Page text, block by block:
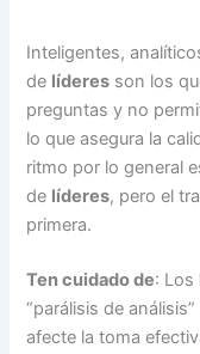
Inteligentes,
de líderes son los
preguntas y no
lo que asegura la
ritmo por lo general
de líderes, pero el
primera.
Ten cuidado de: Los
“parálisis de
afecte la toma